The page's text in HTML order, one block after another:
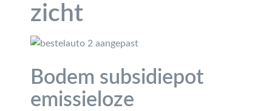
zicht
Bodem subsidiepot
emissieloze